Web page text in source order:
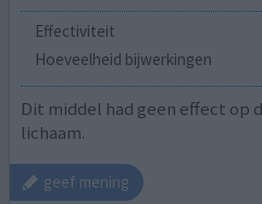
Effectiviteit
Hoeveelheid bijwerkingen
Dit middel had geen effect op
lichaam.
geef mening